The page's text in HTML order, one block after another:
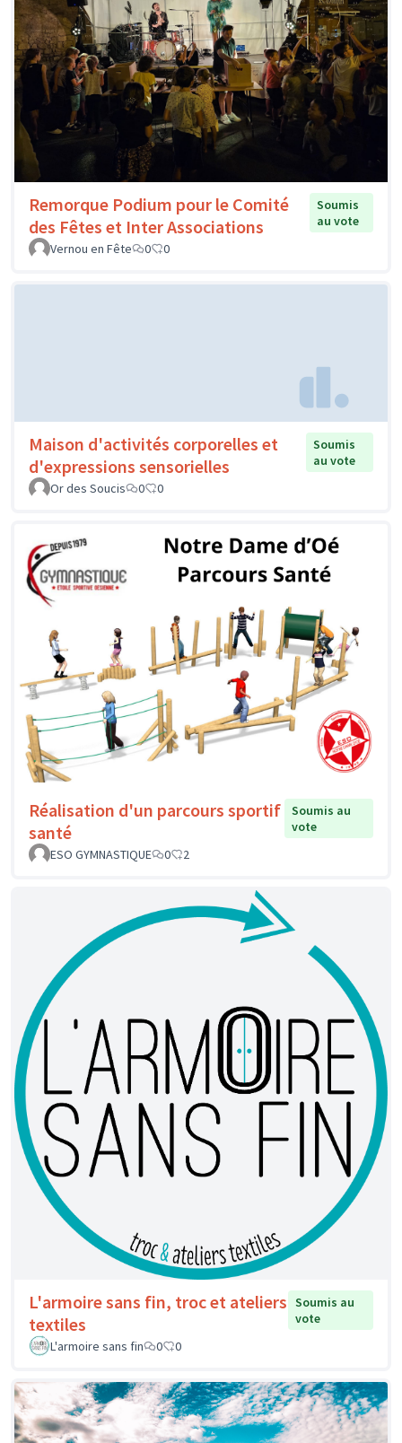
Remorque Podium pour le Comité
des Fêtes et Inter Associations
Soumis
au vote
Vernou en Fête
0 0
Maison d'activités corporelles et
d'expressions sensorielles
Soumis
au vote
Or des Soucis
0 0
Réalisation d'un parcours sportif
santé
Soumis au
vote
ESO GYMNASTIQUE
0 2
L'armoire sans fin, troc et ateliers
textiles
Soumis au
vote
L'armoire sans fin
0 0